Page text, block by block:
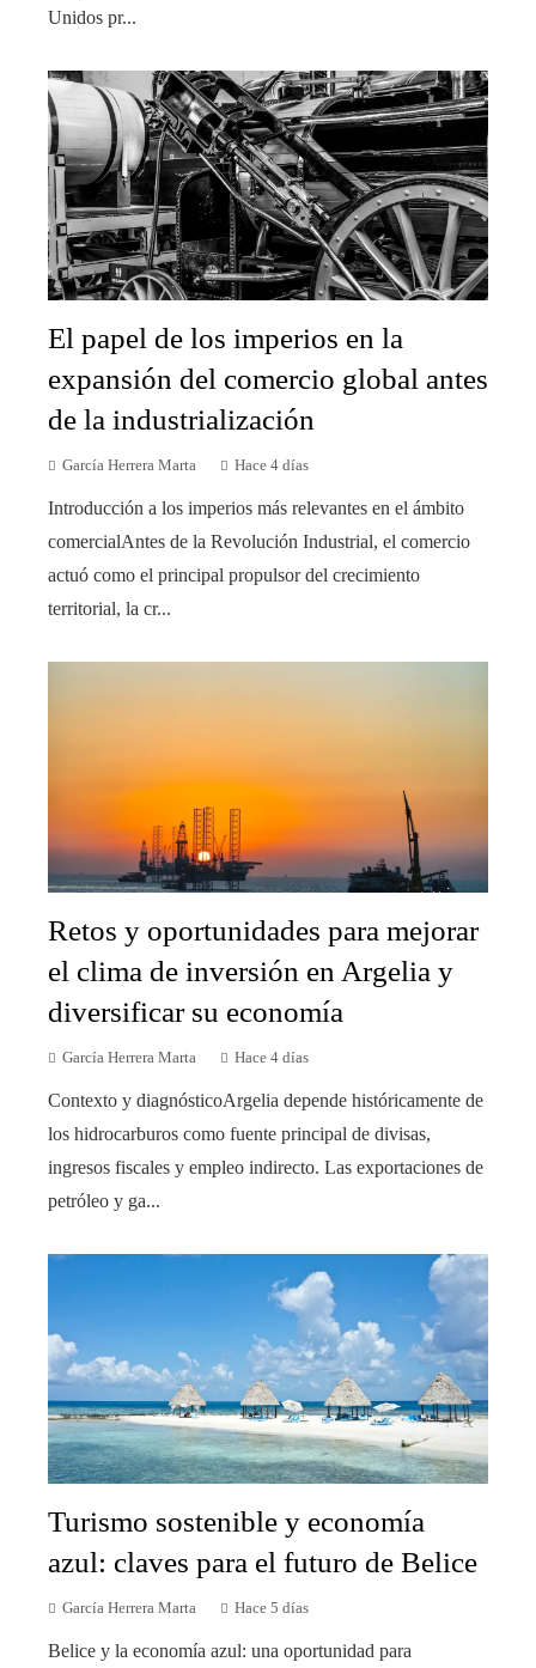
Unidos pr...
El papel de los imperios en la
expansión del comercio global antes
de la industrialización
García Herrera Marta Hace 4 días
Introducción a los imperios más relevantes en el ámbito
comercialAntes de la Revolución Industrial, el comercio
actuó como el principal propulsor del crecimiento
territorial, la cr...
Retos y oportunidades para mejorar
el clima de inversión en Argelia y
diversificar su economía
García Herrera Marta Hace 4 días
Contexto y diagnósticoArgelia depende históricamente de
los hidrocarburos como fuente principal de divisas,
ingresos fiscales y empleo indirecto. Las exportaciones de
petróleo y ga...
Turismo sostenible y economía
azul: claves para el futuro de Belice
García Herrera Marta Hace 5 días
Belice y la economía azul: una oportunidad para